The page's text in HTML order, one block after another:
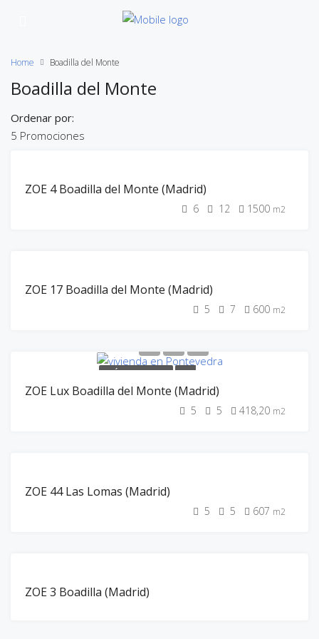
Home Boadilla del Monte
Boadilla del Monte
5 Promociones
Ordenar por:
CONS.
EN
ZOE 4 Boadilla del Monte (Madrid)
6 12 1500 m2
100% VEND.
ZOE 17 Boadilla del Monte (Madrid)
5 7 600 m2
PRÓXIMAMENTE
ZOE
HOME
ZOE Lux Boadilla del Monte (Madrid)
5 5 418,20 m2
100% VEND.
ZOE 44 Las Lomas (Madrid)
5 5 607 m2
ENTREGADAS
ZOE 3 Boadilla (Madrid)